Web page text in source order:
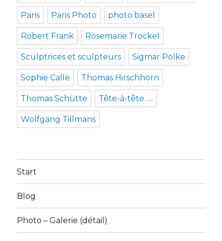
Paris Paris Photo photo basel
Robert Frank Rosemarie Trockel
Sculptrices et sculpteurs Sigmar Polke
Sophie Calle Thomas Hirschhorn
Thomas Schütte Tête-à-tête ….
Wolfgang Tillmans
Start
Blog
Photo – Galerie (détail)